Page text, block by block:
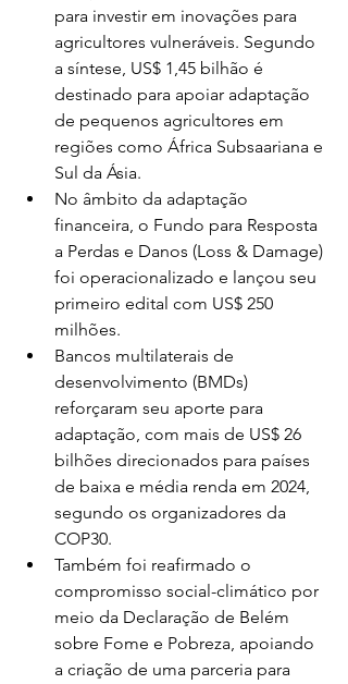
para investir em inovações para
agricultores vulneráveis. Segundo
a síntese, US$ 1,45 bilhão é
destinado para apoiar adaptação
de pequenos agricultores em
regiões como África Subsaariana e
Sul da Ásia.
No âmbito da adaptação
financeira, o Fundo para Resposta
a Perdas e Danos (Loss & Damage)
foi operacionalizado e lançou seu
primeiro edital com US$ 250
milhões.
Bancos multilaterais de
desenvolvimento (BMDs)
reforçaram seu aporte para
adaptação, com mais de US$ 26
bilhões direcionados para países
de baixa e média renda em 2024,
segundo os organizadores da
COP30.
Também foi reafirmado o
compromisso social-climático por
meio da Declaração de Belém
sobre Fome e Pobreza, apoiando
a criação de uma parceria para